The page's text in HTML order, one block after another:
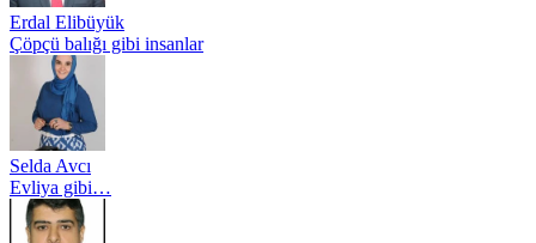
Erdal Elibüyük
Çöpçü balığı gibi insanlar
Selda Avcı
Evliya gibi…